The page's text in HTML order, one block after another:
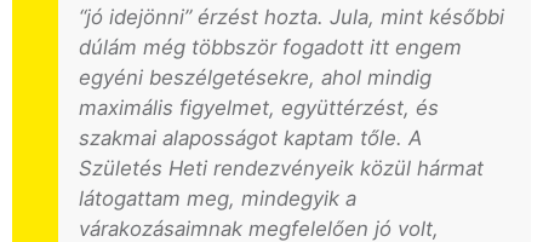
“jó idejönni” érzést hozta. Jula, mint későbbi
dúlám még többször fogadott itt engem
egyéni beszélgetésekre, ahol mindig
maximális figyelmet, együttérzést, és
szakmai alaposságot kaptam tőle. A
Születés Heti rendezvényeik közül hármat
látogattam meg, mindegyik a
várakozásaimnak megfelelően jó volt,